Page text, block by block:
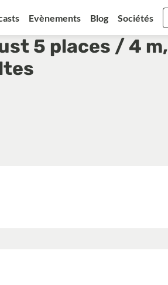
Evènements Blog Sociétés
5 places / 4 m,